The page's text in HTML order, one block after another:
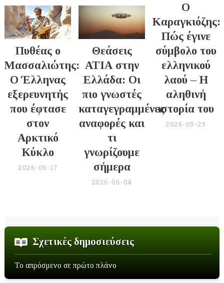
Πυθέας ο
Μασσαλιώτης:
Ο Έλληνας
εξερευνητής
που έφτασε
στον
Αρκτικό
Κύκλο
2026-06-17
Θεάσεις
ΑΤΙΑ στην
Ελλάδα: Οι
πιο γνωστές
καταγεγραμμένες
αναφορές και
τι
γνωρίζουμε
σήμερα
2026-06-04
Ο
Καραγκιόζης:
Πώς έγινε
σύμβολο του
ελληνικού
λαού – Η
αληθινή
ιστορία του
2026-05-25
Σχετικές δημοσιεύσεις
Το απρόσμενο σε πρώτο πλάνο